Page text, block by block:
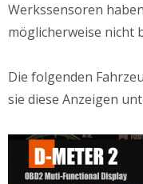
Werkssensoren
möglicherweise nicht
Die folgenden
sie diese Anzeigen